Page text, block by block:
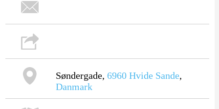
Søndergade, 6960 Hvide Sande,
Danmark